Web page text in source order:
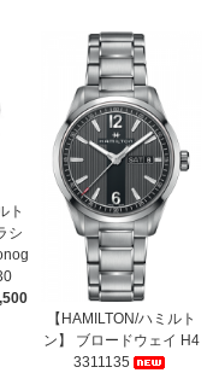
ト
シ
【HAMILTON/ハミルト
ン】 ブロードウェイ H4
3311135